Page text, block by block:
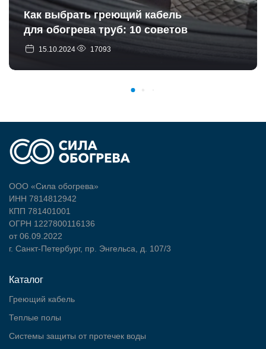
Как выбрать греющий кабель
для обогрева труб: 10 советов
15.10.2024 17093
ООО «Сила обогрева»
ИНН 7814812942
КПП 781401001
ОГРН 1227800116136
от 06.09.2022
г. Санкт-Петербург, пр. Энгельса, д. 107/3
Каталог
Греющий кабель
Теплые полы
Cистемы защиты от протечек воды